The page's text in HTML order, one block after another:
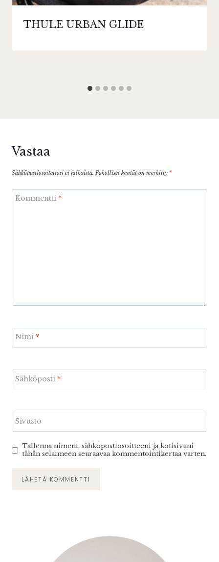
THULE URBAN GLIDE
Vastaa
Sähköpostiosoitettasi ei julkaista. Pakolliset kentät on merkitty *
Kommentti *
Nimi *
Sähköposti *
Sivusto
Tallenna nimeni, sähköpostiosoitteeni ja kotisivuni
tähän selaimeen seuraavaa kommentointikertaa varten.